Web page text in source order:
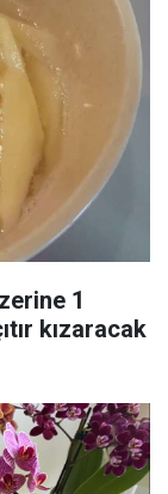
1
kızaracak